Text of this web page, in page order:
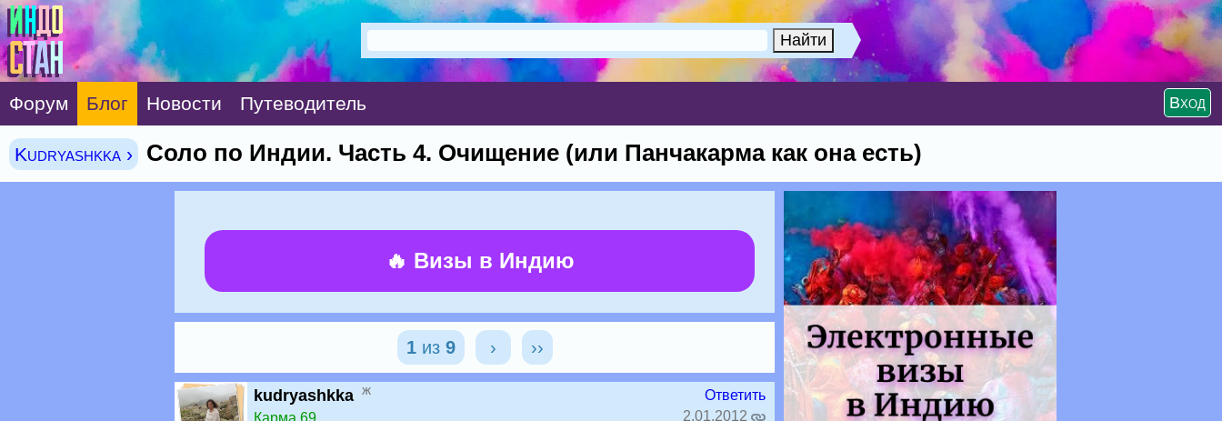
Форум Блог Новости Путеводитель Вход
Kudryashkka › Соло по Индии. Часть 4. Очищение (или Панчакарма как она есть)
🔥 Визы в Индию
1из 9 › ››
kudryashkka ж
Карма 69
Ответить
2.01.2012